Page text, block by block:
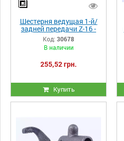
Шестерня ведущая 1-й/
задней передачи Z-16 -
КПП/6 Y-BOX
Код: 30678
В наличии
255,52 грн.
Купить